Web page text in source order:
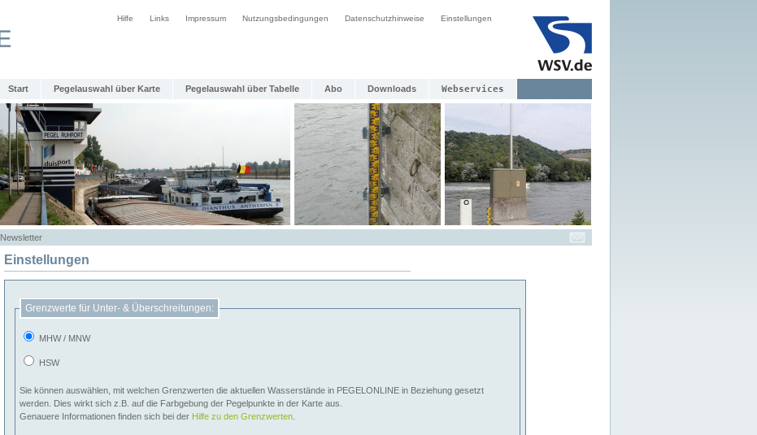
Hilfe Links Impressum Nutzungsbedingungen Datenschutzhinweise Einstellungen
Start Pegelauswahl über Karte Pegelauswahl über Tabelle Abo Downloads Webservices
Newsletter
Einstellungen
Grenzwerte für Unter- & Überschreitungen:
MHW / MNW
HSW
Sie können auswählen, mit welchen Grenzwerten die aktuellen Wasserstände in PEGELONLINE in Beziehung gesetzt
werden. Dies wirkt sich z.B. auf die Farbgebung der Pegelpunkte in der Karte aus.
Genauere Informationen finden sich bei der Hilfe zu den Grenzwerten